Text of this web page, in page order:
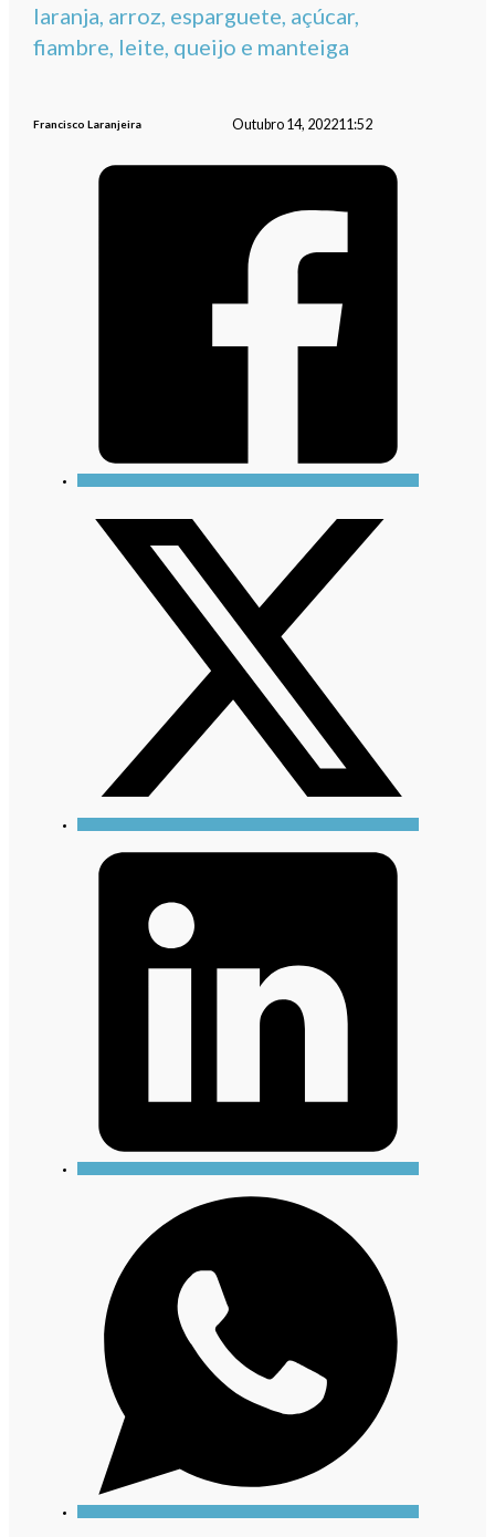
laranja, arroz, esparguete, açúcar,
fiambre, leite, queijo e manteiga
Francisco Laranjeira Outubro 14, 202211:52